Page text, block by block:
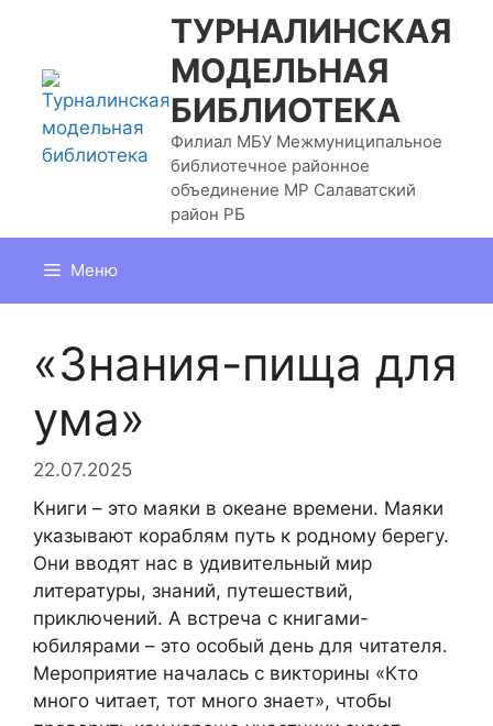
содержимому
ТУРНАЛИНСКАЯ
МОДЕЛЬНАЯ
БИБЛИОТЕКА
Филиал МБУ Межмуниципальное
библиотечное районное
объединение МР Салаватский
район РБ
Меню
«Знания-пища для
ума»
22.07.2025
Книги – это маяки в океане времени. Маяки
указывают кораблям путь к родному берегу.
Они вводят нас в удивительный мир
литературы, знаний, путешествий,
приключений. А встреча с книгами-
юбилярами – это особый день для читателя.
Мероприятие началась с викторины «Кто
много читает, тот много знает», чтобы